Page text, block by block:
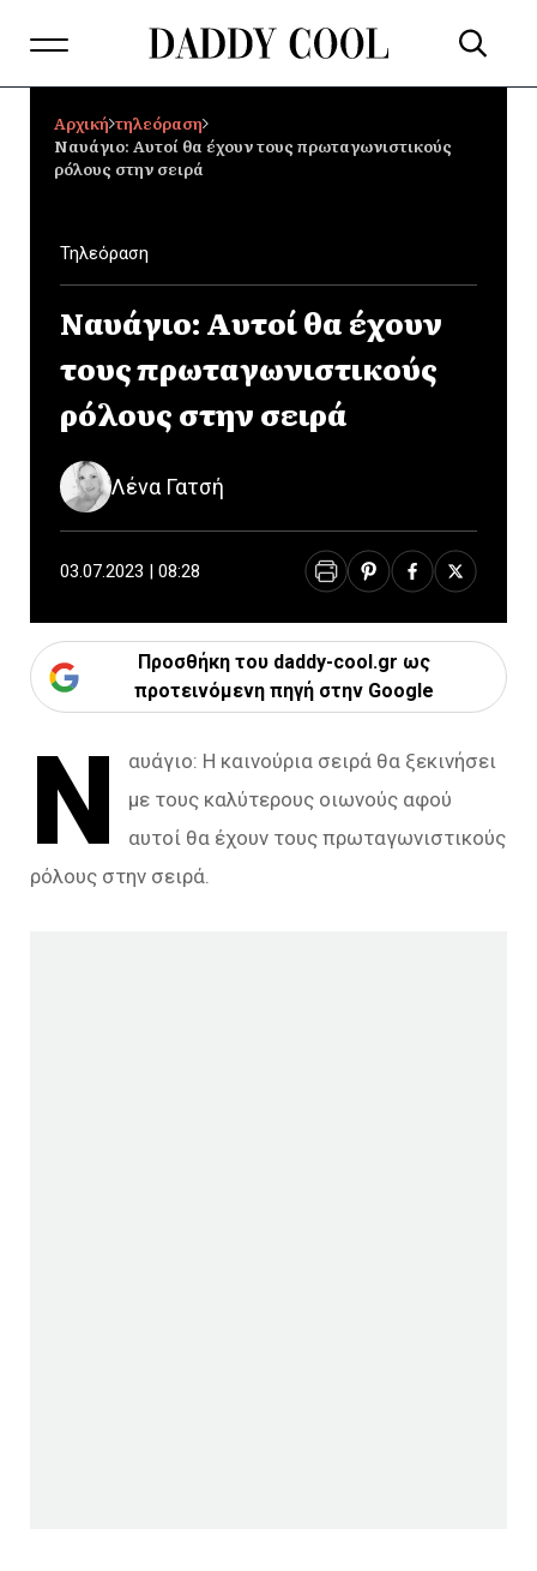
Αρχική τηλεόραση
Ναυάγιο: Αυτοί θα έχουν τους πρωταγωνιστικούς
ρόλους στην σειρά
Τηλεόραση
Ναυάγιο: Αυτοί θα έχουν
τους πρωταγωνιστικούς
ρόλους στην σειρά
Λένα Γατσή
03.07.2023 | 08:28
Προσθήκη του daddy-cool.gr ως
προτεινόμενη πηγή στην Google
Ν
αυάγιο: Η καινούρια σειρά θα ξεκινήσει
με τους καλύτερους οιωνούς αφού
αυτοί θα έχουν τους πρωταγωνιστικούς
ρόλους στην σειρά.